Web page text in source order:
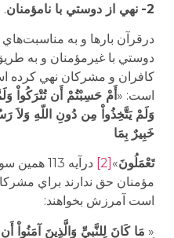
2- نهي از دوستي با نامؤمنان.
درقرآن بارها و به مناسبت‌هاي
دوستي با غيرمؤمنان و به
است: «أَمْ حَسِبْتُمْ أَن تُتْرَكُواْ
وَلَمْ يَتَّخِذُواْ مِن دُونِ اللّهِ وَلاَ
خَبِيرٌ بِمَا
تَعْمَلُونَ»
درآيه
مؤمنان حق ندارند براي
است آمرزش بخواهند:
« مَا كَانَ لِلنَّبِيِّ وَالَّذِينَ آمَنُواْ